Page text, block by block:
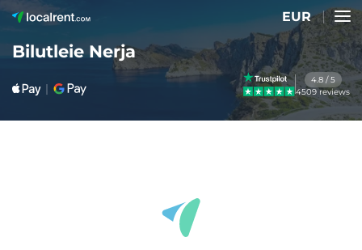
EUR
Bilutleie Nerja
4.8 / 5
4509 reviews